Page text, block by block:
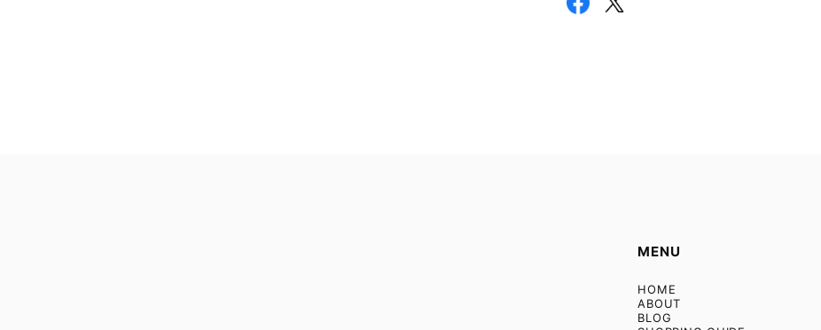
MENU
HOME
ABOUT
BLOG